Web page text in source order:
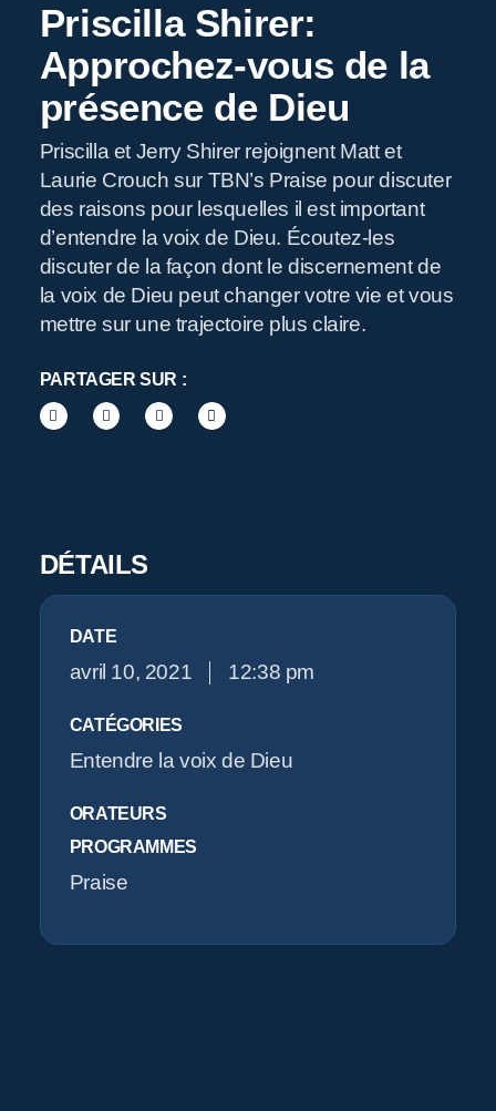
Priscilla Shirer:
Approchez-vous de la
présence de Dieu
Priscilla et Jerry Shirer rejoignent Matt et
Laurie Crouch sur TBN’s Praise pour discuter
des raisons pour lesquelles il est important
d’entendre la voix de Dieu. Écoutez-les
discuter de la façon dont le discernement de
la voix de Dieu peut changer votre vie et vous
mettre sur une trajectoire plus claire.
PARTAGER SUR :
DÉTAILS
DATE
avril 10, 2021 12:38 pm
CATÉGORIES
Entendre la voix de Dieu
ORATEURS
PROGRAMMES
Praise